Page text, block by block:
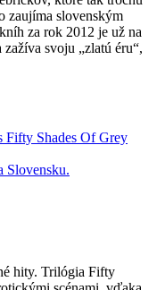
zaujíma slovenským
za rok 2012 je už na
svoju „zlatú éru“,
Fifty Shades Of Grey
Slovensku.
hity. Trilógia Fifty